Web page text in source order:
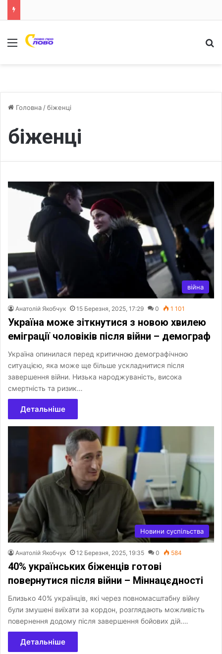
Меню
Головна /біженці
біженці
війна
Анатолій Якобчук 15 Березня, 2025, 17:29 0 1 101
Україна може зіткнутися з новою хвилею
еміграції чоловіків після війни – демограф
Україна опинилася перед критичною демографічною
ситуацією, яка може ще більше ускладнитися після
завершення війни. Низька народжуваність, висока
смертність та ризик…
Детальніше
Новини суспільства
Анатолій Якобчук 12 Березня, 2025, 19:35 0 584
40% українських біженців готові
повернутися після війни – Міннацєдності
Близько 40% українців, які через повномасштабну війну
були змушені виїхати за кордон, розглядають можливість
повернення додому після завершення бойових дій.…
Детальніше